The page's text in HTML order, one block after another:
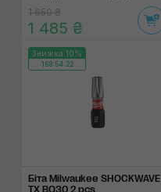
1 650 ₴
1 485 ₴
Знижка 10%
168:54:22
Біта Milwaukee SHOCKWAVE
TX BO30 2 pcs